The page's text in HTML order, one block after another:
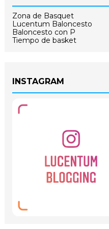
Zona de Basquet
Lucentum Baloncesto
Baloncesto con P
Tiempo de basket
INSTAGRAM